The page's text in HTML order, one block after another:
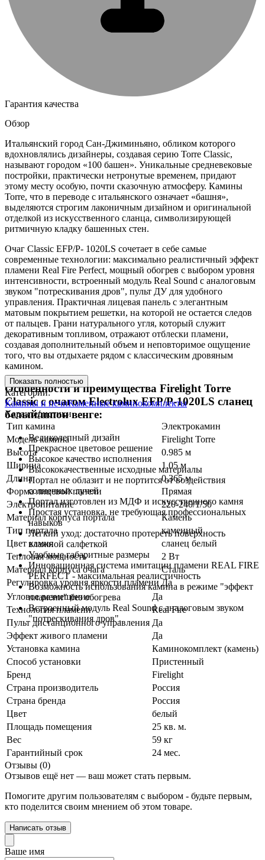
Гарантия качества
Обзор
Итальянский город Сан-Джиминьяно, обликом которого
вдохновлялись дизайнеры, создавая серию Torre Classic,
называют городом «100 башен». Уникальные средневековые
постройки, практически нетронутые временем, придают
этому месту особую, почти сказочную атмосферу. Камины
Torre, что в переводе с итальянского означает «башня»,
выделяются строгим лаконичным дизайном и оригинальной
отделкой из искусственного сланца, символизирующей
ритмичную кладку башенных стен.
Очаг Classic EFP/P- 1020LS сочетает в себе самые
современные технологии: максимально реалистичный эффект
пламени Real Fire Perfect, мощный обогрев с выбором уровня
интенсивности, встроенный модуль Real Sound с аналоговым
звуком "потрескивания дров", пульт ДУ для удобного
управления. Практичная лицевая панель с элегантным
матовым покрытием решетки, на которой не остается следов
от пальцев. Грани натурального угля, который служит
декоративным топливом, отражают отблески пламени,
создавая дополнительный объем и неповторимое ощущение
того, что вы отдыхаете рядом с классическим дровяным
камином.
Особенности и преимущества Firelight Torre
Classic с очагом Electrolux EFP/P-1020LS сланец
белый/шпон венге:
Великолепный дизайн
Прекрасное цветовое решение
Высокое качество исполнения
Высококачественные исходные материалы
Портал не облазит и не портится от воздействия
солнечных лучей
Портал изготовлен из МДФ и искусственного камня
Простая установка, не требующая профессиональных
навыков
Легкий уход: достаточно протереть поверхность
влажной салфеткой
Удобные габаритные размеры
Инновационная система имитации пламени REAL FIRE
PERFECT - максимальная реалистичность
Возможность использования камина в режиме "эффект
пламени" без обогрева
Встроенный модуль Real Sound с аналоговым звуком
"потрескивания дров".
Показать полностью
Категории:
Камины и печиКаменные каминокомплекты
Характеристики
Тип камина
Электрокамин
Модель камина
Firelight Torre
Высота
0.985 м
Ширина
1.05 м
Длина
0.365 м
Форма лицевой панели
Прямая
Электропитание
220-240/1/50
Материал корпуса портала
Камень
Тип портала
каменный
Цвет камня
сланец белый
Тепловая мощность
2 Вт
Материал корпуса очага
Сталь
Регулировка уровня яркости пламени Да
Угловое размещение
Да
Технология пламени
Real Fire
Пульт дистанционного управления Да
Эффект живого пламени
Да
Установка камина
Каминокомплект (камень)
Способ установки
Пристенный
Бренд
Firelight
Страна производитель
Россия
Страна бренда
Россия
Цвет
белый
Площадь помещения
25 кв. м.
Вес
59 кг
Гарантийный срок
24 мес.
Отзывы (0)
Отзывов ещё нет — ваш может стать первым.
Помогите другим пользователям с выбором - будьте первым,
кто поделится своим мнением об этом товаре.
Написать отзыв
Ваше имя